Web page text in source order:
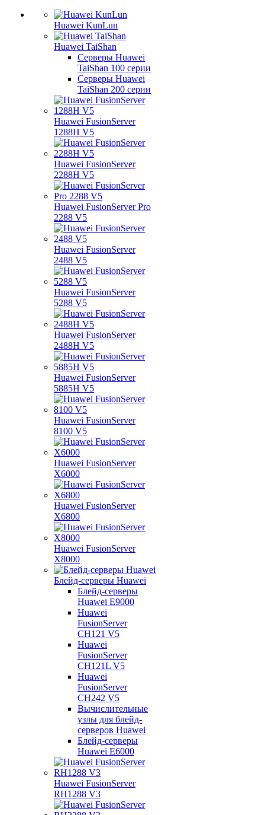
Huawei KunLun
Huawei TaiShan
Серверы Huawei
TaiShan 100 серии
Серверы Huawei
TaiShan 200 серии
Huawei FusionServer
1288H V5
Huawei FusionServer
2288H V5
Huawei FusionServer Pro
2288 V5
Huawei FusionServer
2488 V5
Huawei FusionServer
5288 V5
Huawei FusionServer
2488H V5
Huawei FusionServer
5885H V5
Huawei FusionServer
8100 V5
Huawei FusionServer
X6000
Huawei FusionServer
X6800
Huawei FusionServer
X8000
Блейд-серверы Huawei
Блейд-серверы
Huawei E9000
Huawei
FusionServer
CH121 V5
Huawei
FusionServer
CH121L V5
Huawei
FusionServer
CH242 V5
Вычислительные
узлы для блейд-
серверов Huawei
Блейд-серверы
Huawei E6000
Huawei FusionServer
RH1288 V3